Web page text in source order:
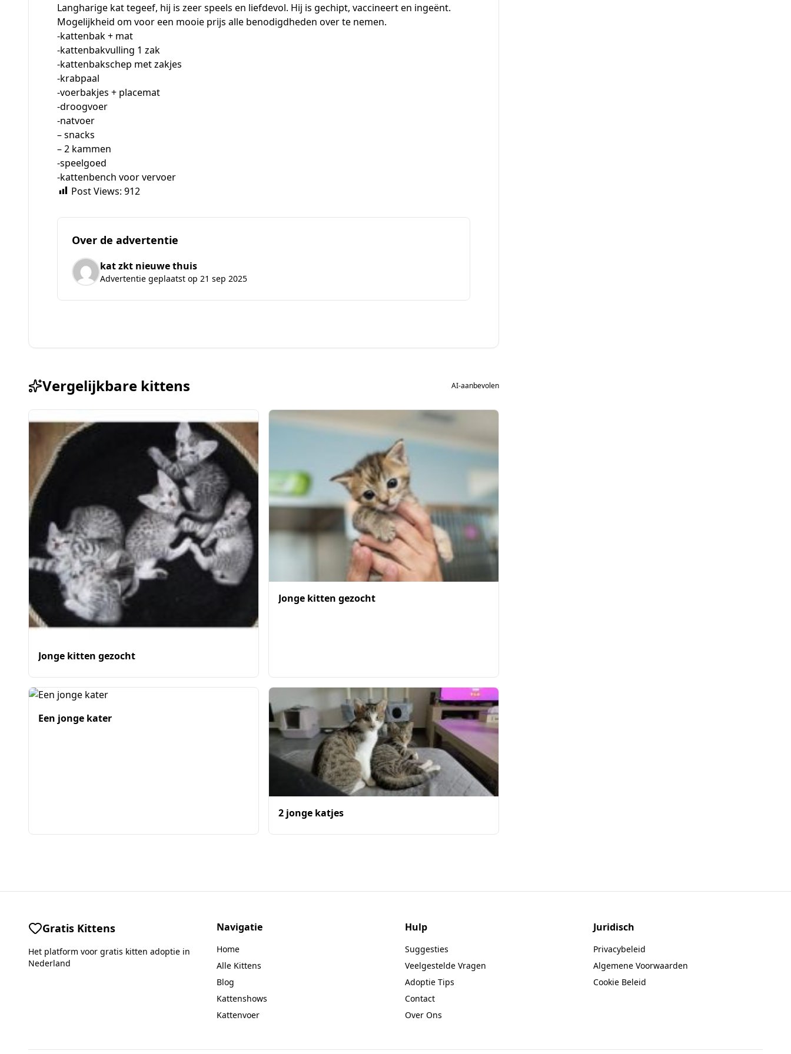
Langharige kat tegeef, hij is zeer speels en liefdevol. Hij is gechipt, vaccineert en ingeënt.
Mogelijkheid om voor een mooie prijs alle benodigdheden over te nemen.
-kattenbak + mat
-kattenbakvulling 1 zak
-kattenbakschep met zakjes
-krabpaal
-voerbakjes + placemat
-droogvoer
-natvoer
– snacks
– 2 kammen
-speelgoed
-kattenbench voor vervoer
Post Views: 912
Over de advertentie
kat zkt nieuwe thuis
Advertentie geplaatst op 21 sep 2025
Vergelijkbare kittens AI-aanbevolen
Jonge kitten gezocht
Jonge kitten gezocht
Een jonge kater
2 jonge katjes
Gratis Kittens
Het platform voor gratis kitten adoptie in
Nederland
Navigatie
Home
Alle Kittens
Blog
Kattenshows
Kattenvoer
Hulp
Suggesties
Veelgestelde Vragen
Adoptie Tips
Contact
Over Ons
Juridisch
Privacybeleid
Algemene Voorwaarden
Cookie Beleid